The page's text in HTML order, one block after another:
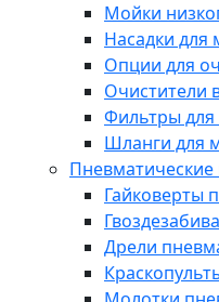
Мойки
Насадки для
Опции для
Очистители
Фильтры
Шланги для
Гайковерты
Дрели